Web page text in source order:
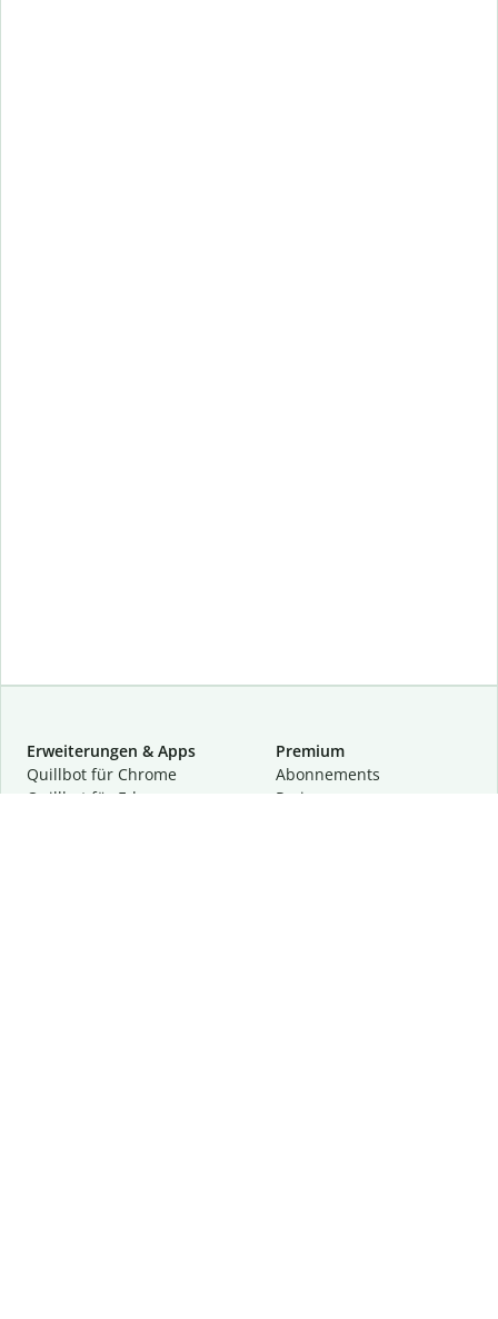
Erweiterungen & Apps
Quillbot für Chrome
Quillbot für Edge
Premium
Abon­ne­ments
Preise